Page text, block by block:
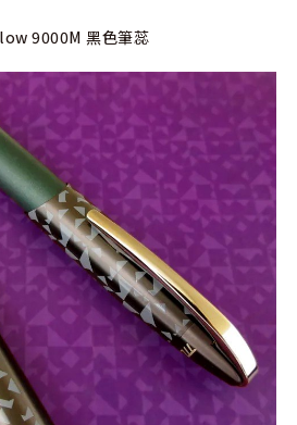
9000M 黑色筆蕊